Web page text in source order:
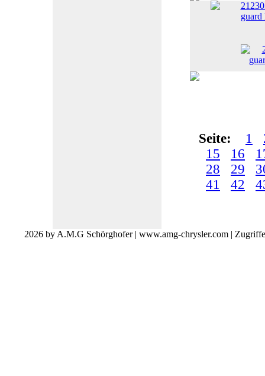
guard
Seite: 1
15
16
28
29
41
42
2026 by A.M.G Schörghofer | www.amg-chrysler.com |